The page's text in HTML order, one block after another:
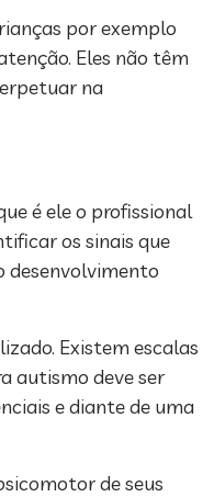
por exemplo
Eles não têm
na
é ele o profissional
os sinais que
desenvolvimento
Existem escalas
autismo deve ser
e diante de uma
de seus